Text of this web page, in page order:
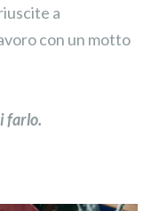
a
con un motto
farlo.